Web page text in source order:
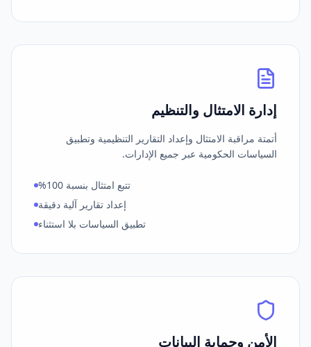
إدارة الامتثال والتنظيم
أتمتة مراقبة الامتثال وإعداد التقارير التنظيمية وتطبيق
السياسات الحكومية عبر جميع الإدارات.
تتبع امتثال بنسبة 100%
إعداد تقارير آلية دقيقة
تطبيق السياسات بلا استثناء
الأمن وحماية البيانات